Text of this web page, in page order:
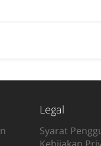
Legal
Syarat